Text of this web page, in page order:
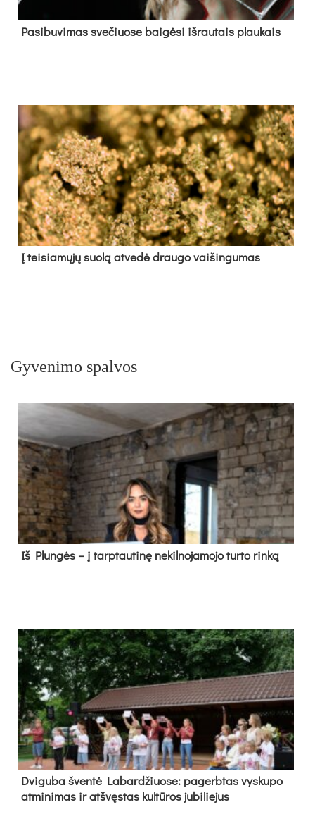
Pa­si­bu­vi­mas sve­čiuo­se bai­gė­si iš­rau­tais plau­kais
Į tei­sia­mų­jų suo­lą at­ve­dė drau­go vai­šin­gu­mas
Gyvenimo spalvos
Iš Plungės – į tarptautinę nekilnojamojo turto rinką
Dvi­gu­ba šven­tė La­bar­džiuo­se: pa­gerb­tas vys­ku­po
at­mi­ni­mas ir at­švęs­tas kul­tū­ros ju­bi­lie­jus